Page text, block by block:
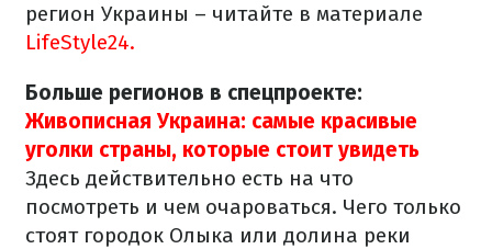
регион Украины – читайте в материале
LifeStyle24.
Больше регионов в спецпроекте:
Живописная Украина: самые красивые
уголки страны, которые стоит увидеть
Здесь действительно есть на что
посмотреть и чем очароваться. Чего только
стоят городок Олыка или долина реки